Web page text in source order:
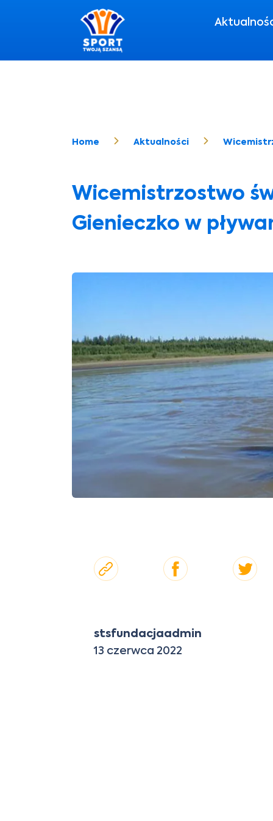
Home Aktualności
Wicemistrzostwo
Gienieczko w
stsfundacjaadmin
13 czerwca 2022